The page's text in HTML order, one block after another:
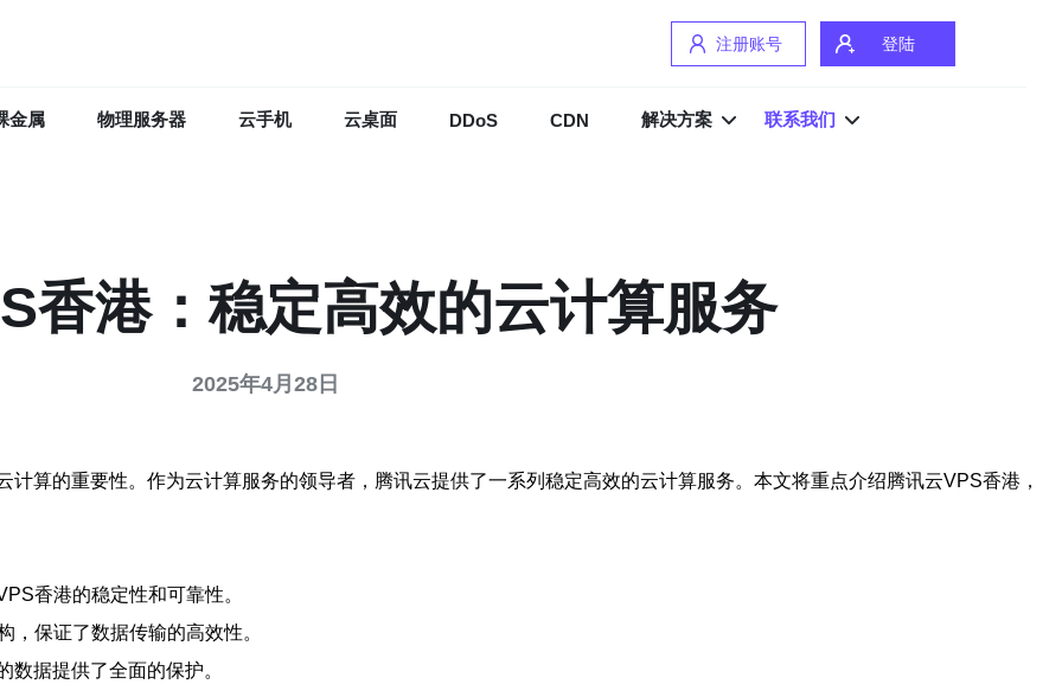
注册账号 登陆
金属 物理服务器 云手机 云桌面 DDoS CDN 解决方案 联系我们
香港：稳定高效的云计算服务
2025年4月28日
算的重要性。作为云计算服务的领导者，腾讯云提供了一系列稳定高效的云计算服务。本文将重点介绍腾讯云VPS香港，
香港的稳定性和可靠性。
保证了数据传输的高效性。
据提供了全面的保护。